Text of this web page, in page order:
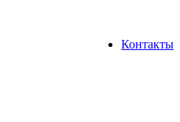
Контакты